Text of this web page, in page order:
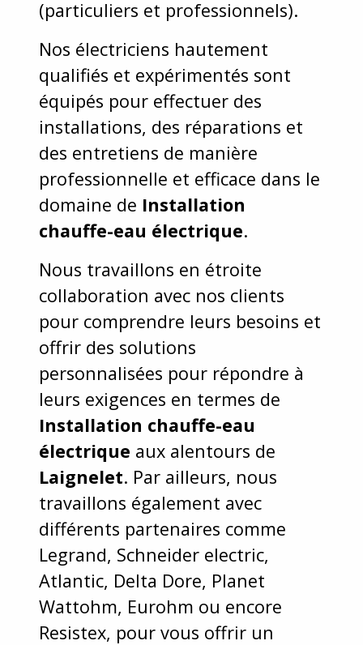
(particuliers et professionnels).
Nos électriciens hautement
qualifiés et expérimentés sont
équipés pour effectuer des
installations, des réparations et
des entretiens de manière
professionnelle et efficace dans le
domaine de Installation
chauffe-eau électrique.
Nous travaillons en étroite
collaboration avec nos clients
pour comprendre leurs besoins et
offrir des solutions
personnalisées pour répondre à
leurs exigences en termes de
Installation chauffe-eau
électrique aux alentours de
Laignelet. Par ailleurs, nous
travaillons également avec
différents partenaires comme
Legrand, Schneider electric,
Atlantic, Delta Dore, Planet
Wattohm, Eurohm ou encore
Resistex, pour vous offrir un